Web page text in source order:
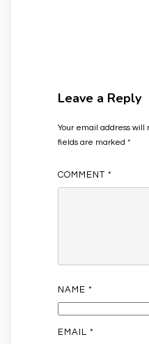
Leave a Reply
Your email address will
fields are marked *
COMMENT *
NAME *
EMAIL *